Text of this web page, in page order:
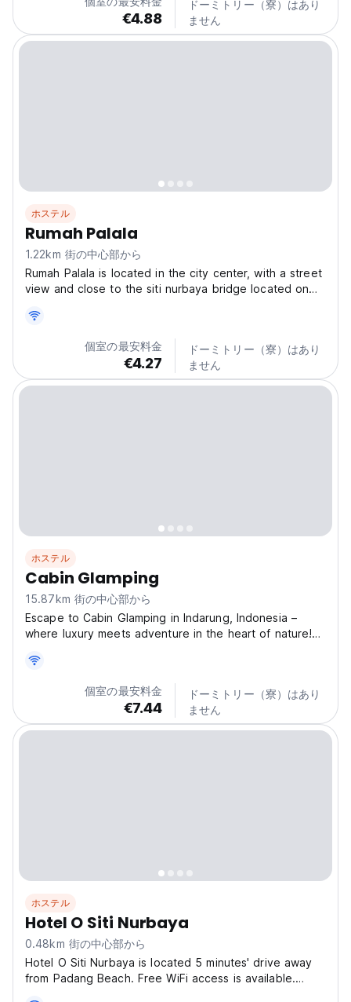
€4.88
ドーミトリー（寮）はあり
ません
ホステル
Rumah Palala
1.22km 街の中心部から
Rumah Palala is located in the city center, with a street
view and close to the siti nurbaya bridge located on
of a spacious and cozy living room, a comfortable
bedroom with a bed, and a bathroom with...
個室の最安料金
€4.27
ドーミトリー（寮）はあり
ません
ホステル
Cabin Glamping
15.87km 街の中心部から
Escape to Cabin Glamping in Indarung, Indonesia –
where luxury meets adventure in the heart of nature!
(postal code 25178), our eco-friendly retreat offers a
unique blend of comfort and wilderness. Perfect...
個室の最安料金
€7.44
ドーミトリー（寮）はあり
ません
ホステル
Hotel O Siti Nurbaya
0.48km 街の中心部から
Hotel O Siti Nurbaya is located 5 minutes' drive away
from Padang Beach. Free WiFi access is available.